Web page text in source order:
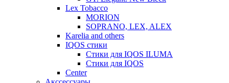
Lex Tobacco
MORION
SOPRANO, LEX, ALEX
Karelia and others
IQOS стики
Стики для IQOS ILUMA
Стики для IQOS
Сenter